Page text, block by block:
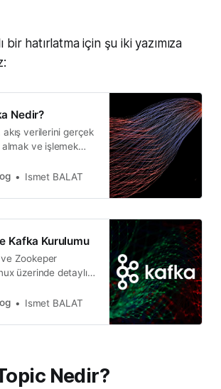
bir hatırlatma için şu iki yazımıza
Nedir?
verilerini gerçek
almak ve işlemek
Ismet BALAT
Kafka Kurulumu
Zookeper
üzerinde detaylı
Ismet BALAT
Nedir?